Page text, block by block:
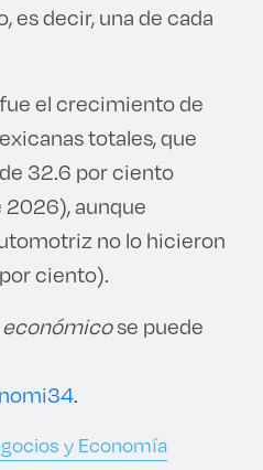
es decir, una de cada
el crecimiento de
totales, que
32.6 por ciento
2026), aunque
no lo hicieron
ciento).
económicose puede
.
y Economía